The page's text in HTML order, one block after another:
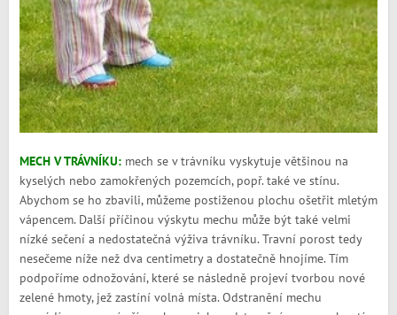
MECH V TRÁVNÍKU: mech se v trávníku vyskytuje většinou na
kyselých nebo zamokřených pozemcích, popř. také ve stínu.
Abychom se ho zbavili, můžeme postiženou plochu ošetřit mletým
vápencem. Další příčinou výskytu mechu může být také velmi
nízké sečení a nedostatečná výživa trávníku. Travní porost tedy
nesečeme níže než dva centimetry a dostatečně hnojíme. Tím
podpoříme odnožování, které se následně projeví tvorbou nové
zelené hmoty, jež zastíní volná místa. Odstranění mechu